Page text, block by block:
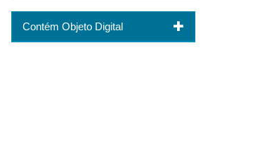
Contém Objeto Digital